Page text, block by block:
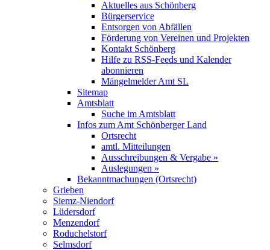
Aktuelles aus Schönberg
Bürgerservice
Entsorgen von Abfällen
Förderung von Vereinen und Projekten
Kontakt Schönberg
Hilfe zu RSS-Feeds und Kalender
abonnieren
Mängelmelder Amt SL
Sitemap
Amtsblatt
Suche im Amtsblatt
Infos zum Amt Schönberger Land
Ortsrecht
amtl. Mitteilungen
Ausschreibungen & Vergabe »
Auslegungen »
Bekanntmachungen (Ortsrecht)
Grieben
Siemz-Niendorf
Lüdersdorf
Menzendorf
Roduchelstorf
Selmsdorf